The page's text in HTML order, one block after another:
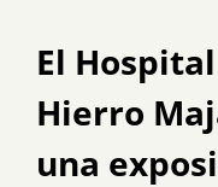
El
Hierro
una